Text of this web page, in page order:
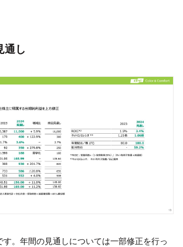
通し
。年間の見通しについては一部修正を行っ